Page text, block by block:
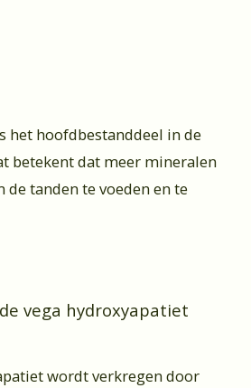
het hoofdbestanddeel in de
betekent dat meer mineralen
de tanden te voeden en te
vega hydroxyapatiet
wordt verkregen door